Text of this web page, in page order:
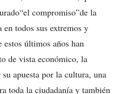
compromiso”de la
todos sus extremos y
estos últimos años han
de vista económico, la
apuesta por la cultura, una
toda la ciudadanía y también